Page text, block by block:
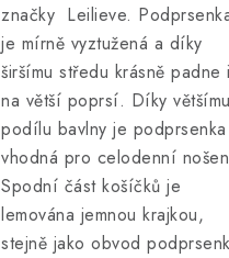
značky Leilieve.
je mírně vyztužená a díky
širšímu středu krásně padne i
na větší poprsí. Díky většímu
podílu bavlny je podprsenka
vhodná pro celodenní
Spodní část košíčků je
lemována jemnou krajkou,
stejně jako obvod